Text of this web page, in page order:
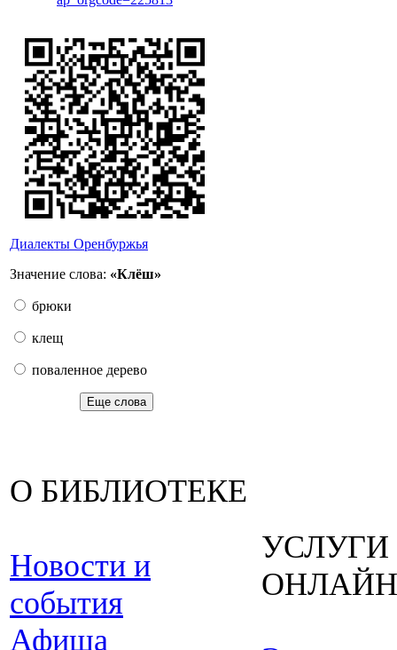
Диалекты Оренбуржья
Значение слова: «Клёш»
брюки
клещ
поваленное дерево
Еще слова
О БИБЛИОТЕКЕ
Новости и
события
Афиша
УСЛУГИ
ОНЛАЙН